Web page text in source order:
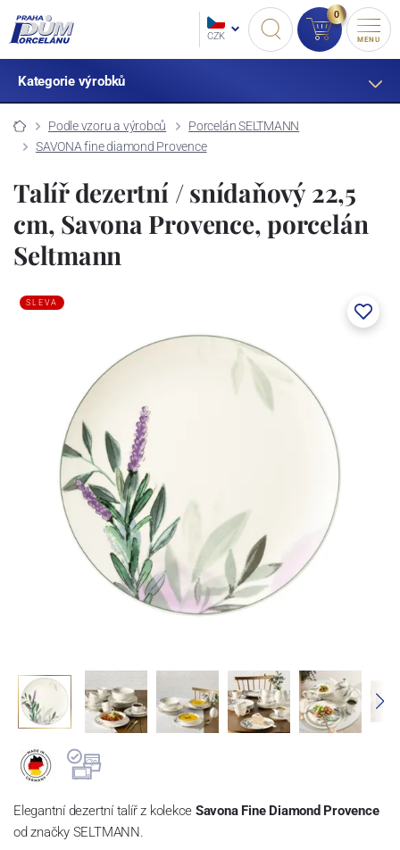
CZK
0
MENU
Kategorie výrobků
Podle vzoru a výrobců
Porcelán SELTMANN
SAVONA fine diamond Provence
Talíř dezertní / snídaňový 22,5
cm, Savona Provence, porcelán
Seltmann
SLEVA
Elegantní dezertní talíř z kolekce Savona Fine Diamond Provence
od značky SELTMANN.